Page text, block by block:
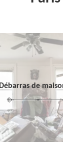
Débarras de